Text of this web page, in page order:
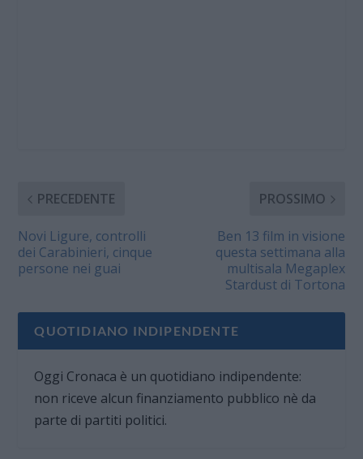
PRECEDENTE
Novi Ligure, controlli
dei Carabinieri, cinque
persone nei guai
PROSSIMO
Ben 13 film in visione
questa settimana alla
multisala Megaplex
Stardust di Tortona
QUOTIDIANO INDIPENDENTE
Oggi Cronaca è un quotidiano indipendente:
non riceve alcun finanziamento pubblico nè da
parte di partiti politici.